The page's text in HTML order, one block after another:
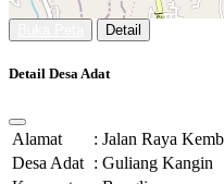
Detail
Detail Desa Adat
Alamat : Jalan Raya
Desa Adat : Guliang Kangin